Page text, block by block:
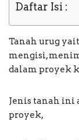
Daftar Isi :
Tanah urug
mengisi,
dalam proyek
Jenis tanah ini
proyek,